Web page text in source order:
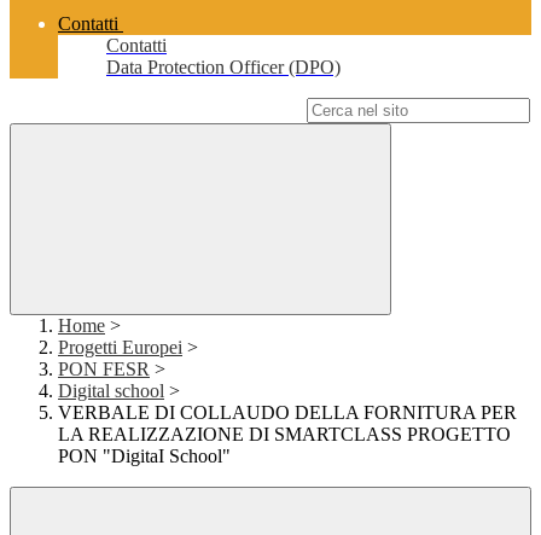
Contatti
Contatti
Data Protection Officer (DPO)
Home >
Progetti Europei >
PON FESR >
Digital school >
VERBALE DI COLLAUDO DELLA FORNITURA PER
LA REALIZZAZIONE DI SMARTCLASS PROGETTO
PON "DigitaI School"